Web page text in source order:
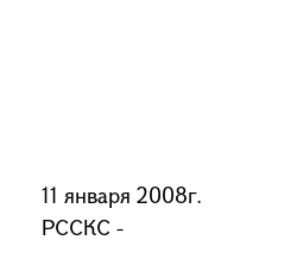
11 января 2008г.
РССКС -